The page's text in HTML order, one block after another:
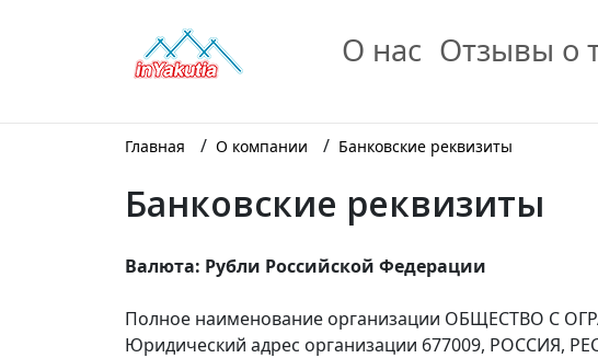
О нас Отзывы о
Главная / О компании / Банковские реквизиты
Банковские реквизиты
Валюта: Рубли Российской Федерации
Полное наименование организации ОБЩЕСТВО С
Юридический адрес организации 677009, РОССИЯ,